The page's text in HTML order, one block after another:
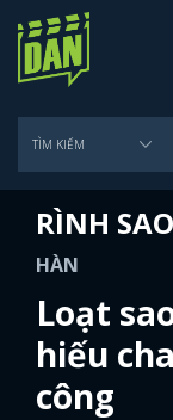
RÌNH SAO
HÀN
Loạt
hiếu
công